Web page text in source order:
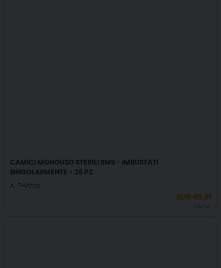
CAMICI MONOUSO STERILI SMS - IMBUSTATI
SINGOLARMENTE - 25 PZ.
ALPHAtex
EUR 46,81
IVA incl.